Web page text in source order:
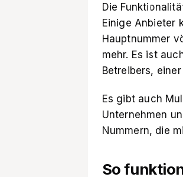
Die
Einige Anbieter
Hauptnummer
mehr. Es ist
Betreibers,
Es gibt auch
Unternehmen
Nummern, die
So